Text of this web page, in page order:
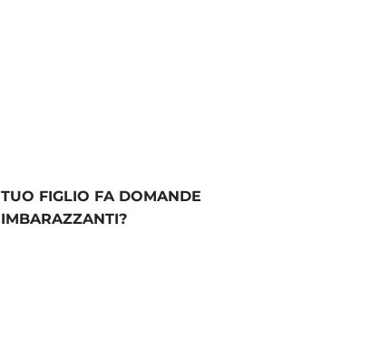
TUO FIGLIO FA DOMANDE
IMBARAZZANTI?